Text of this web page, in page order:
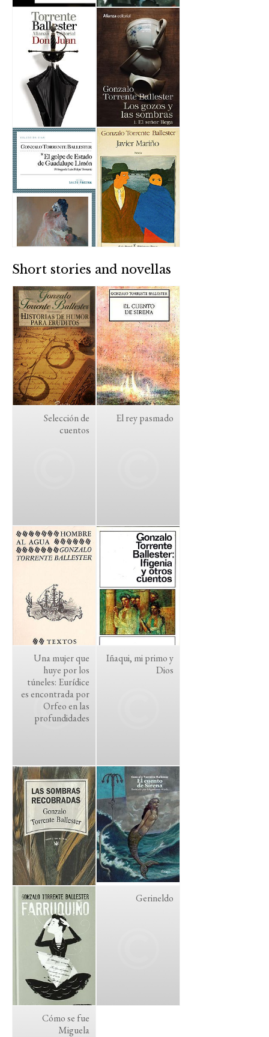
Short stories and novellas
Selección de
cuentos
El rey pasmado
Una mujer que
huye por los
túneles: Eurídice
es encontrada por
Orfeo en las
profundidades
Iñaqui, mi primo y
Dios
Gerineldo
Cómo se fue
Miguela